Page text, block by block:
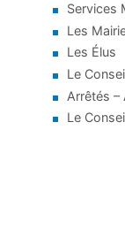
Services
Les
Les Élus
Le
Arrêtés
Le